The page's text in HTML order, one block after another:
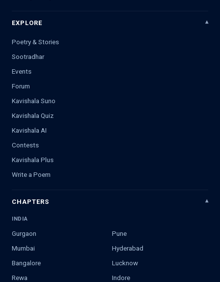
EXPLORE
Poetry & Stories
Sootradhar
Events
Forum
Kavishala Suno
Kavishala Quiz
Kavishala AI
Contests
Kavishala Plus
Write a Poem
CHAPTERS
INDIA
Gurgaon
Pune
Mumbai
Hyderabad
Bangalore
Lucknow
Rewa
Indore